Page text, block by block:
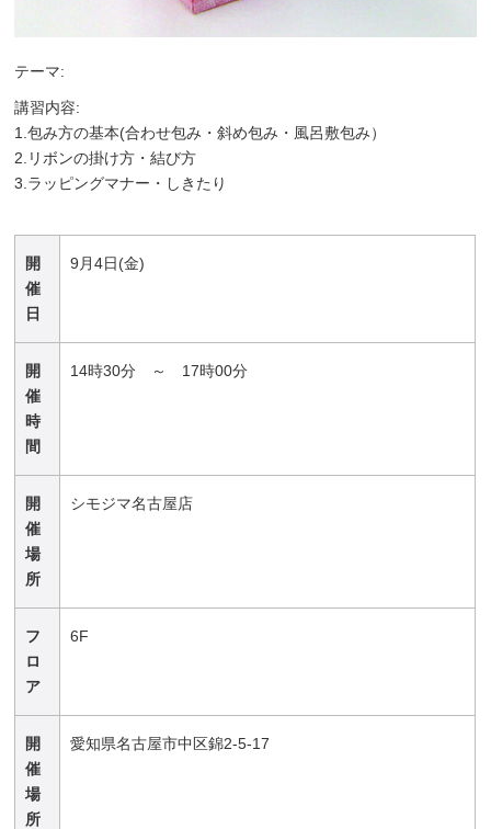
テーマ:
講習内容:
1.包み方の基本(合わせ包み・斜め包み・風呂敷包み）
2.リボンの掛け方・結び方
3.ラッピングマナー・しきたり
開
催
日
9月4日(金)
開
催
時
間
14時30分 ～ 17時00分
開
催
場
所
シモジマ名古屋店
フ
ロ
ア
6F
開
催
場
所
愛知県名古屋市中区錦2-5-17